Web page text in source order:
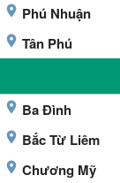
Phú Nhuận
Tân Phú
Ba Đình
Bắc Từ Liêm
Chương Mỹ